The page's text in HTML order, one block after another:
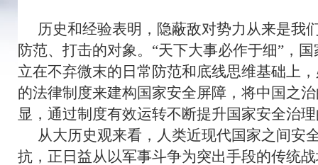
历史和经验表明，隐蔽敌对势力从来是我
防范、打击的对象。“天下大事必作于细”，
立在不弃微末的日常防范和底线思维基础上
的法律制度来建构国家安全屏障，将中国之
显，通过制度有效运转不断提升国家安全治
从大历史观来看，人类近现代国家之间安
抗，正日益从以军事斗争为突出手段的传统